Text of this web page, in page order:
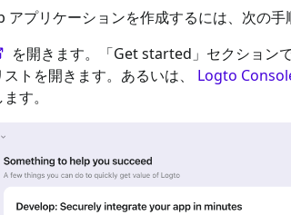
アプリケーションを作成するには、次の手
を開きます。「Get started」セクション
トを開きます。あるいは、
Logto
す。